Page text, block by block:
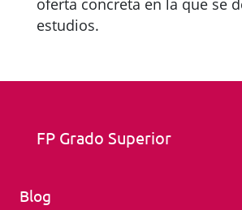
oferta concreta en la que se
estudios.
FP Grado Superior
Blog